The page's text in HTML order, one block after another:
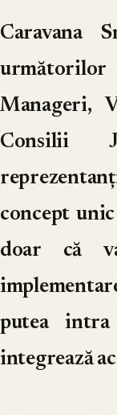
Caravana
următorilor
Manageri,
Consilii
concept
doar că
putea
integrează